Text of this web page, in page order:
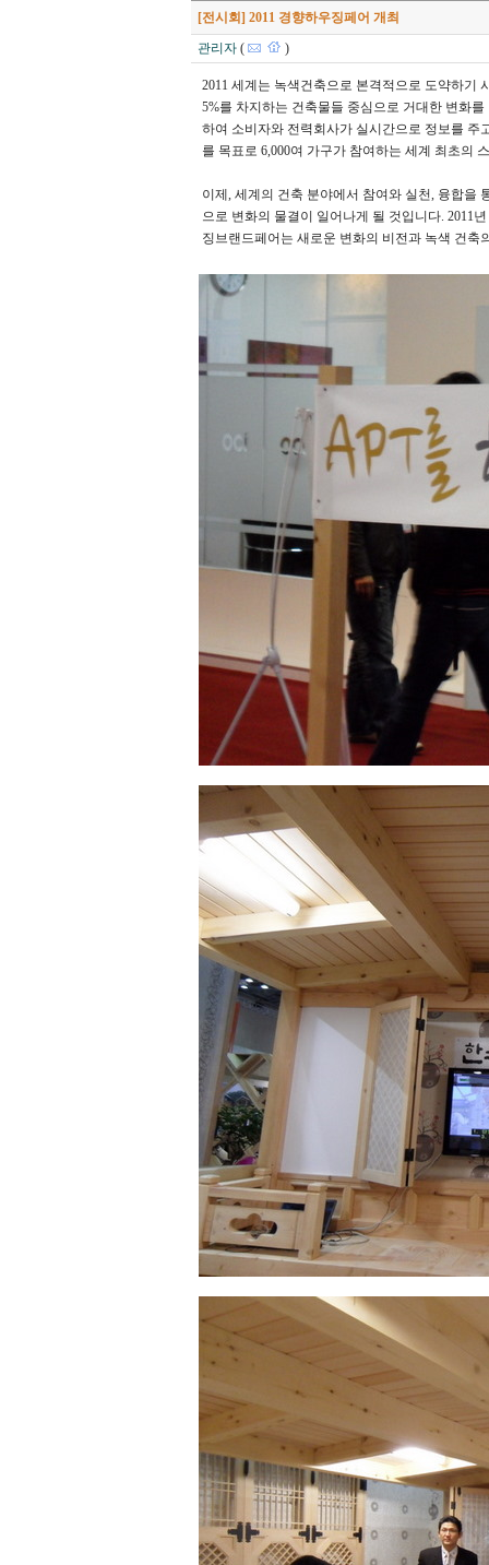
[전시회] 2011 경향하우징페어 개최
관리자 ( )
2011 세계는 녹색건축으로 본격적으로 도약하기
5%를 차지하는 건축물들 중심으로 거대한 변화
하여 소비자와 전력회사가 실시간으로 정보를 주
를 목표로 6,000여 가구가 참여하는 세계 최초의
이제, 세계의 건축 분야에서 참여와 실천, 융합을
으로 변화의 물결이 일어나게 될 것입니다. 2011년
징브랜드페어는 새로운 변화의 비전과 녹색 건축